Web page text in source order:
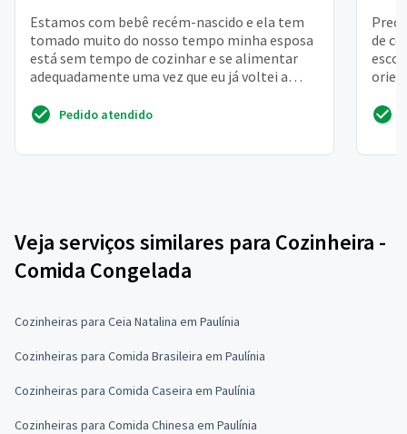
Estamos com bebê recém-nascido e ela tem
tomado muito do nosso tempo minha esposa
está sem tempo de cozinhar e se alimentar
adequadamente uma vez que eu já voltei a
Pedido atendido
de
Veja serviços similares para Cozinheira -
Comida Congelada
Cozinheiras para Ceia Natalina em Paulínia
Cozinheiras para Comida Brasileira em Paulínia
Cozinheiras para Comida Caseira em Paulínia
Cozinheiras para Comida Chinesa em Paulínia